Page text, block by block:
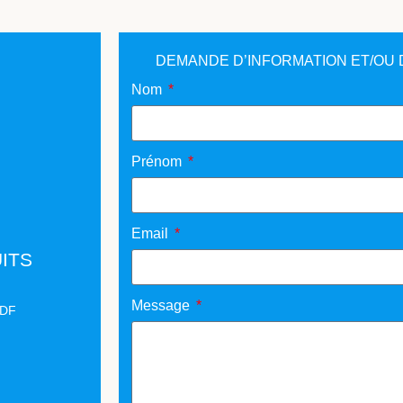
DEMANDE D’INFORMATION ET/OU
Nom
Prénom
Email
Message